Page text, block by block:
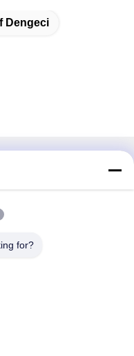
Dengeci
Düşük Karbonlu Sanayi
Caddesi, Guangming
for?